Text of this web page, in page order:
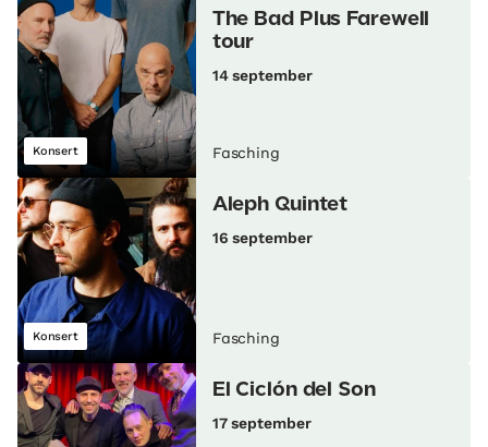
Konsert
The Bad Plus Farewell
tour
14 september
Fasching
Konsert
Aleph Quintet
16 september
Fasching
El Ciclón del Son
17 september